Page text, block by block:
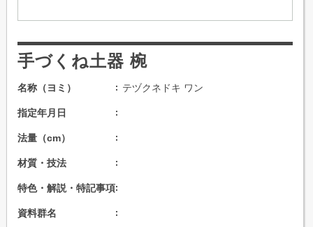
手づくね土器 椀
名称（ヨミ） テヅクネドキ ワン
指定年月日
法量（cm）
材質・技法
特色・解説・特記事項
資料群名